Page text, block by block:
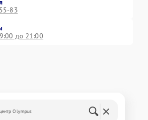
83
до 21:00
Olympus